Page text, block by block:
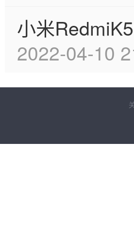
小米
2022-04-10